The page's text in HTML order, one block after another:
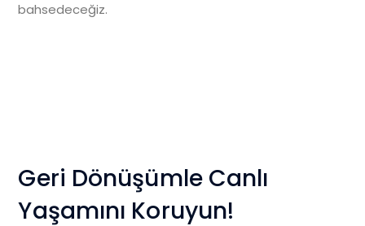
bahsedeceğiz.
Geri Dönüşümle Canlı
Yaşamını Koruyun!